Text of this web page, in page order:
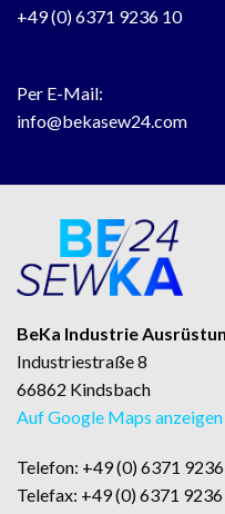
+49 (0) 6371 9236 10
Per E-Mail:
info@bekasew24.com
BeKa Industrie
Industriestraße 8
66862 Kindsbach
Auf Google Maps anzeigen
Telefon: +49 (0) 6371
Telefax: +49 (0) 6371